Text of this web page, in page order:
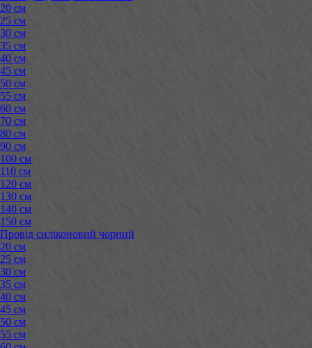
20 см
25 см
30 см
35 см
40 см
45 см
50 см
55 см
60 см
70 см
80 см
90 см
100 см
110 см
120 см
130 см
140 см
150 см
Провід силіконовий чорний
20 см
25 см
30 см
35 см
40 см
45 см
50 см
55 см